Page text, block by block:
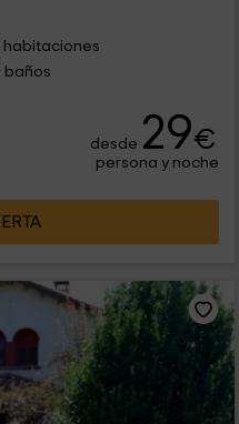
habitaciones
baños
desde 29€
persona y noche